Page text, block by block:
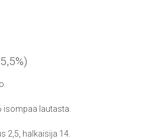
isompaa lautasta.
2,5, halkaisija 14.